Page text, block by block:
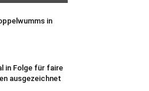
in
in Folge für faire
ausgezeichnet